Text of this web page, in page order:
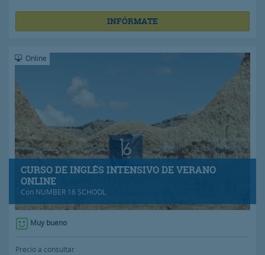
INFÓRMATE
CURSO DE INGLÉS INTENSIVO DE VERANO
ONLINE
Con NUMBER 16 SCHOOL
Online
Muy bueno
Precio a consultar